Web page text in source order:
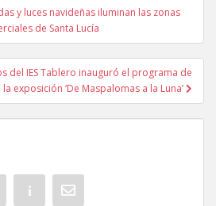
entradas
y luces navideñas iluminan las zonas
de Santa Lucía
del IES Tablero inauguró el programa de
exposición ‘De Maspalomas a la Luna’